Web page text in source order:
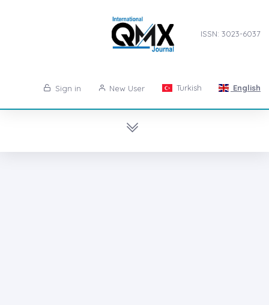
ISSN: 3023-6037
Sign in New User Turkish English